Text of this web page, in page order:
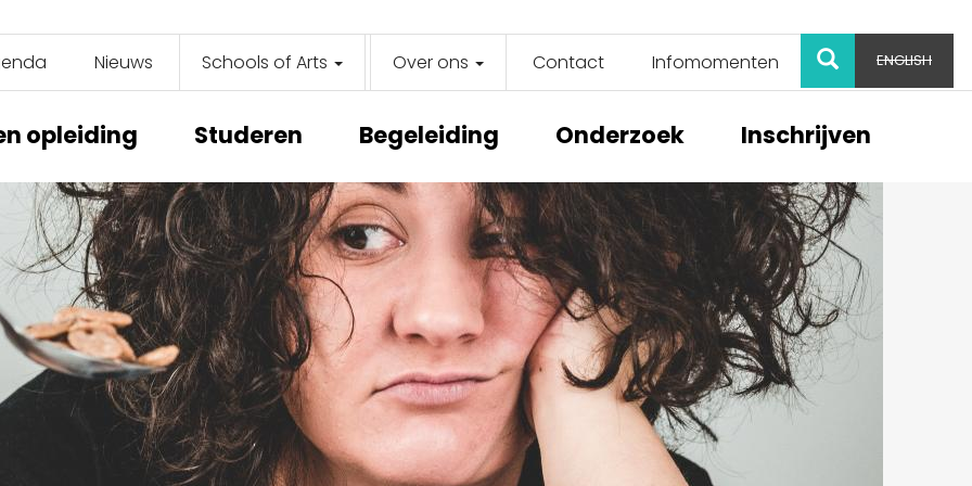
Nieuws Schools of Arts Over ons Contact Infomomenten ZOEK ENGLISH
opleiding Studeren Begeleiding Onderzoek Inschrijven